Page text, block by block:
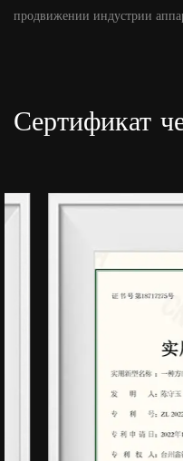
продвижении индустрии
Сертификат